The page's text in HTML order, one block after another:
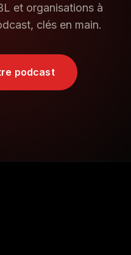
et organisations à
clés en main.
podcast